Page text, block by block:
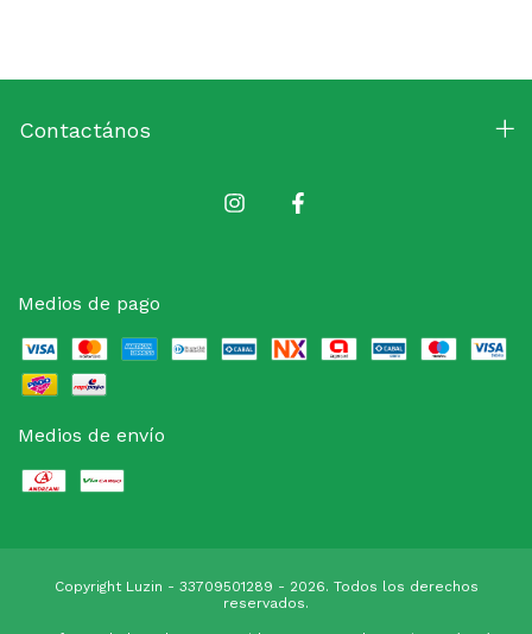
Contactános
Medios de pago
Medios de envío
Copyright Luzin - 33709501289 - 2026. Todos los derechos
reservados.